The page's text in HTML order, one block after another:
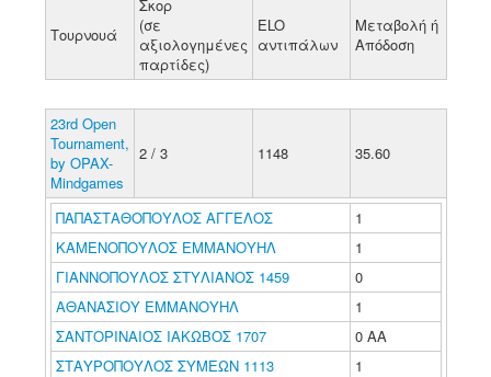
Τουρνουά
Σκορ
(σε
αξιολογημένες
παρτίδες)
ELO
αντιπάλων
Μεταβολή ή
Απόδοση
23rd Open
Tournament,
by OPAX-
Mindgames
2 / 3 1148 35.60
ΠΑΠΑΣΤΑΘΟΠΟΥΛΟΣ ΑΓΓΕΛΟΣ
1
ΚΑΜΕΝΟΠΟΥΛΟΣ ΕΜΜΑΝΟΥΗΛ
1
ΓΙΑΝΝΟΠΟΥΛΟΣ ΣΤΥΛΙΑΝΟΣ 1459
0
ΑΘΑΝΑΣΙΟΥ ΕΜΜΑΝΟΥΗΛ
1
ΣΑΝΤΟΡΙΝΑΙΟΣ ΙΑΚΩΒΟΣ 1707
0 ΑΑ
ΣΤΑΥΡΟΠΟΥΛΟΣ ΣΥΜΕΩΝ 1113
1